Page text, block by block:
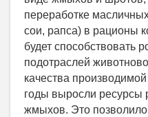
переработке
сои, рапса) в рационы
будет способствовать
подотраслей
качества
годы выросли ресурсы
жмыхов. Это позволило